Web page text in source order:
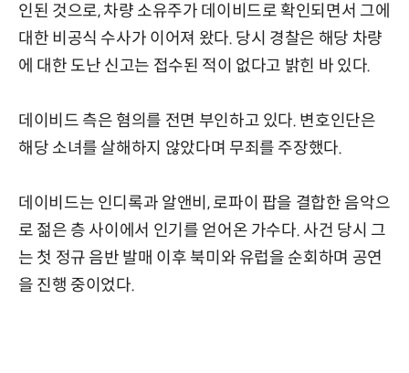
인된 것으로, 차량 소유주가 데이비드로 확인되면서 그에
대한 비공식 수사가 이어져 왔다. 당시 경찰은 해당 차량
에 대한 도난 신고는 접수된 적이 없다고 밝힌 바 있다.
데이비드 측은 혐의를 전면 부인하고 있다. 변호인단은
해당 소녀를 살해하지 않았다며 무죄를 주장했다.
데이비드는 인디록과 알앤비, 로파이 팝을 결합한 음악으
로 젊은 층 사이에서 인기를 얻어온 가수다. 사건 당시 그
는 첫 정규 음반 발매 이후 북미와 유럽을 순회하며 공연
을 진행 중이었다.